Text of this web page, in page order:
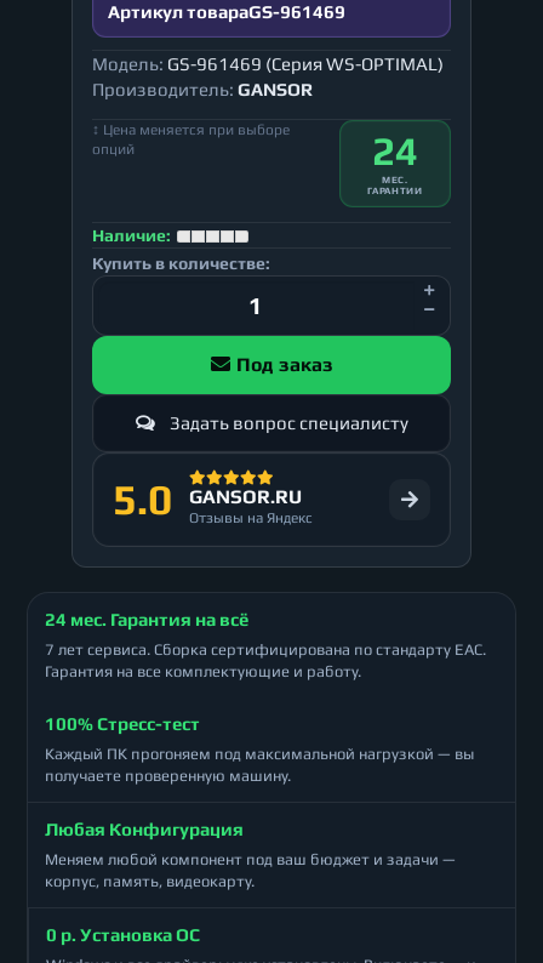
Артикул товараGS-961469
Модель: GS-961469 (Серия WS-OPTIMAL)
Производитель: GANSOR
↕ Цена меняется при выборе
опций
24
МЕС.
ГАРАНТИИ
Наличие:
Купить в количестве:
Под заказ
Задать вопрос специалисту
5.0 GANSOR.RU
Отзывы на Яндекс
24 мес. Гарантия на всё
7 лет сервиса. Сборка сертифицирована по стандарту ЕАС.
Гарантия на все комплектующие и работу.
100% Стресс-тест
Каждый ПК прогоняем под максимальной нагрузкой — вы
получаете проверенную машину.
Любая Конфигурация
Меняем любой компонент под ваш бюджет и задачи —
корпус, память, видеокарту.
0 р. Установка ОС